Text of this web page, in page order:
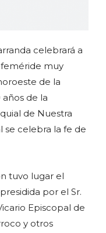
celebrará a
muy
de la
de la
de Nuestra
se celebra la fe de
tuvo lugar el
por el Sr.
Episcopal de
y otros